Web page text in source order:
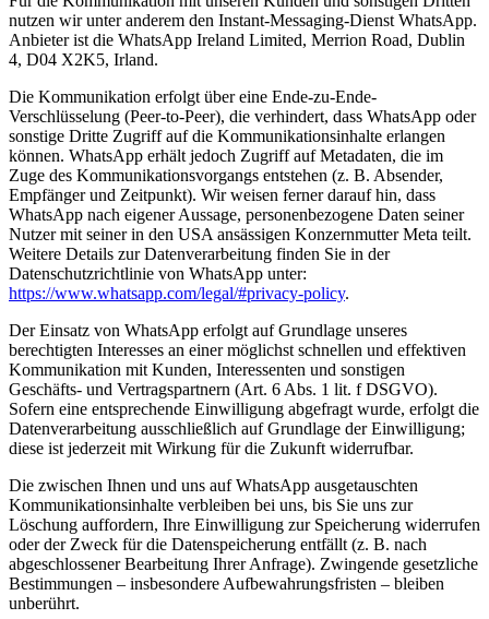
nutzen wir unter anderem den Instant-Messaging-Dienst WhatsApp.
Anbieter ist die WhatsApp Ireland Limited, Merrion Road, Dublin
4, D04 X2K5, Irland.
Die Kommunikation erfolgt über eine Ende-zu-Ende-
Verschlüsselung (Peer-to-Peer), die verhindert, dass WhatsApp oder
sonstige Dritte Zugriff auf die Kommunikationsinhalte erlangen
können. WhatsApp erhält jedoch Zugriff auf Metadaten, die im
Zuge des Kommunikationsvorgangs entstehen (z. B. Absender,
Empfänger und Zeitpunkt). Wir weisen ferner darauf hin, dass
WhatsApp nach eigener Aussage, personenbezogene Daten seiner
Nutzer mit seiner in den USA ansässigen Konzernmutter Meta teilt.
Weitere Details zur Datenverarbeitung finden Sie in der
Datenschutzrichtlinie von WhatsApp unter:
https://www.whatsapp.com/legal/#privacy-policy.
Der Einsatz von WhatsApp erfolgt auf Grundlage unseres
berechtigten Interesses an einer möglichst schnellen und effektiven
Kommunikation mit Kunden, Interessenten und sonstigen
Geschäfts- und Vertragspartnern (Art. 6 Abs. 1 lit. f DSGVO).
Sofern eine entsprechende Einwilligung abgefragt wurde, erfolgt die
Datenverarbeitung ausschließlich auf Grundlage der Einwilligung;
diese ist jederzeit mit Wirkung für die Zukunft widerrufbar.
Die zwischen Ihnen und uns auf WhatsApp ausgetauschten
Kommunikationsinhalte verbleiben bei uns, bis Sie uns zur
Löschung auffordern, Ihre Einwilligung zur Speicherung widerrufen
oder der Zweck für die Datenspeicherung entfällt (z. B. nach
abgeschlossener Bearbeitung Ihrer Anfrage). Zwingende gesetzliche
Bestimmungen – insbesondere Aufbewahrungsfristen – bleiben
unberührt.